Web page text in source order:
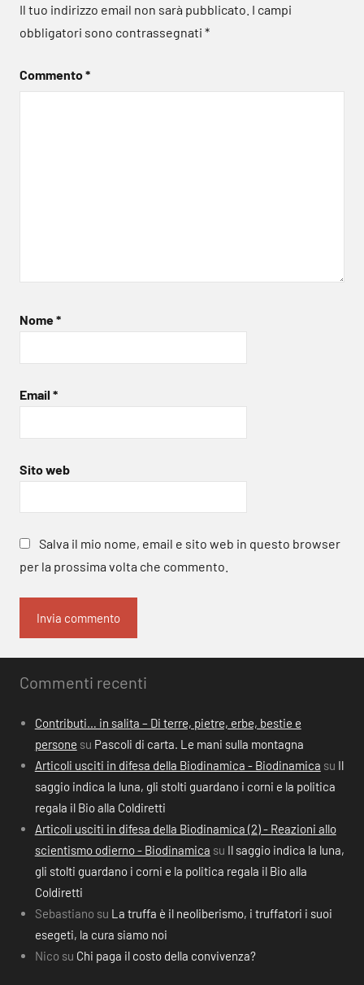
Il tuo indirizzo email non sarà pubblicato. I campi
obbligatori sono contrassegnati *
Commento*
Nome*
Email *
Sito web
Salva il mio nome, email e sito web in questo browser
per la prossima volta che commento.
Commenti recenti
Contributi… in salita – Di terre, pietre, erbe, bestie e
persone su Pascoli di carta. Le mani sulla montagna
Articoli usciti in difesa della Biodinamica - Biodinamica su Il
saggio indica la luna, gli stolti guardano i corni e la politica
regala il Bio alla Coldiretti
Articoli usciti in difesa della Biodinamica (2) - Reazioni allo
scientismo odierno - Biodinamica su Il saggio indica la luna,
gli stolti guardano i corni e la politica regala il Bio alla
Coldiretti
Sebastiano su La truffa è il neoliberismo, i truffatori i suoi
esegeti, la cura siamo noi
Nico su Chi paga il costo della convivenza?